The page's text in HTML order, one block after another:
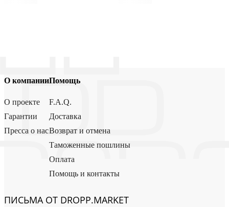
О компании
О проекте
Гарантии
Пресса о нас
Помощь
F.A.Q.
Доставка
Возврат и отмена
Таможенные пошлины
Оплата
Помощь и контакты
ПИСЬМА ОТ DROPP.MARKET